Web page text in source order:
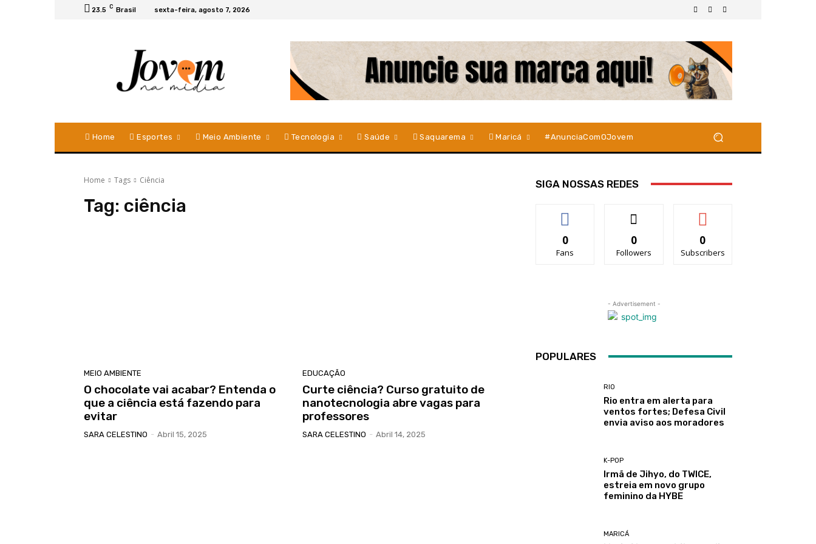
23.5 C Brasil sexta-feira, agosto 7, 2026
Home Esportes Meio Ambiente Tecnologia Saúde Saquarema Maricá #AnunciaComOJovem
Home Tags Ciência
Tag: ciência
MEIO AMBIENTE
O chocolate vai acabar? Entenda o
que a ciência está fazendo para
evitar
SARA CELESTINO - Abril 15, 2025
EDUCAÇÃO
Curte ciência? Curso gratuito de
nanotecnologia abre vagas para
professores
SARA CELESTINO - Abril 14, 2025
SIGA NOSSAS REDES
0
Fans
0
Followers
0
Subscribers
- Advertisement -
POPULARES
RIO
Rio entra em alerta para
ventos fortes; Defesa Civil
envia aviso aos moradores
K-POP
Irmã de Jihyo, do TWICE,
estreia em novo grupo
feminino da HYBE
MARICÁ